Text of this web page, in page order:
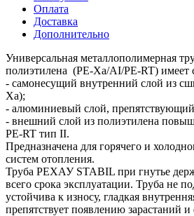
Оплата
Доставка
Дополнительно
Универсальная металлополимерная
полиэтилена (PE-Xa/AI/PE-RT) имеет
- самонесущий внутренний слой из
Xa);
- алюминиевый слой,
- внешний слой из полиэтилена
PE-RT тип II.
Предназначена для горячего и
систем отопления.
Труба РЕХАУ STABIL при гнутье
всего срока эксплуатации. Труба не
устойчива к износу, гладкая
препятствует появлению зарастаний